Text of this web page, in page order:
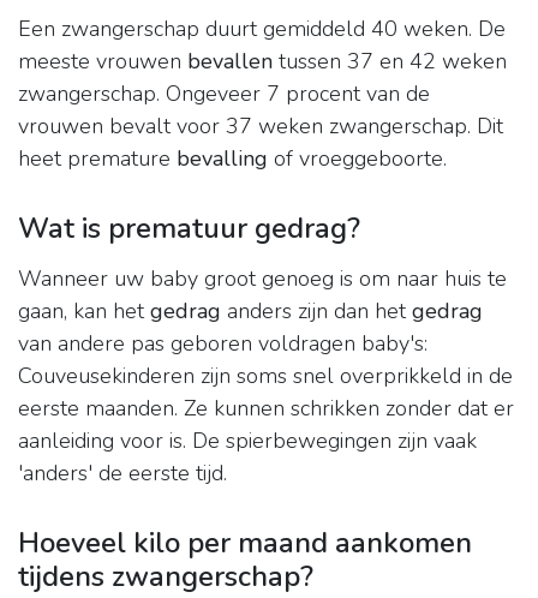
Een zwangerschap duurt gemiddeld 40 weken. De
meeste vrouwen bevallen tussen 37 en 42 weken
zwangerschap. Ongeveer 7 procent van de
vrouwen bevalt voor 37 weken zwangerschap. Dit
heet premature bevalling of vroeggeboorte.
Wat is prematuur gedrag?
Wanneer uw baby groot genoeg is om naar huis te
gaan, kan hetgedrag anders zijn dan hetgedrag
van andere pas geboren voldragen baby's:
Couveusekinderen zijn soms snel overprikkeld in de
eerste maanden. Ze kunnen schrikken zonder dat er
aanleiding voor is. De spierbewegingen zijn vaak
'anders' de eerste tijd.
Hoeveel kilo per maand aankomen
tijdens zwangerschap?